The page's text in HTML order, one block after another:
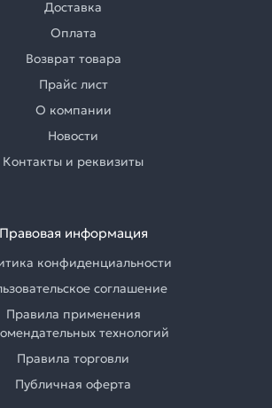
Доставка
Оплата
Возврат товара
Прайс лист
О компании
Новости
Контакты и реквизиты
Правовая информация
конфиденциальности
соглашение
Правила применения
технологий
Правила торговли
Публичная оферта